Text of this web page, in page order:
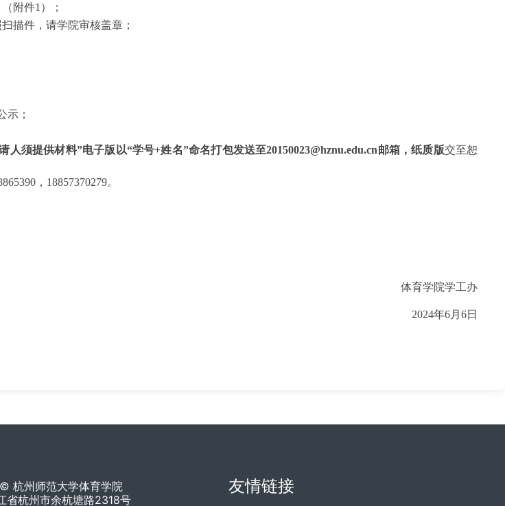
附件1）；
描件，请学院审核盖章；
示；
人须提供材料”电子版 以“学号+姓名”命名打包发送至20150023@hznu.edu.cn邮箱，纸质版交至恕
5390，18857370279。
体育学院学工办
2024年6月6日
杭州师范大学体育学院
省杭州市余杭塘路2318号
友情链接